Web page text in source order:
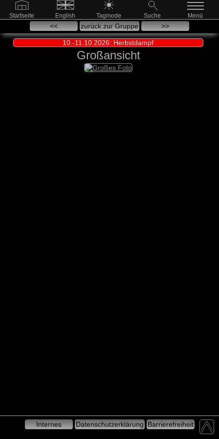
Startseite English Tagmode Suche Menü
<< zurück zur Gruppe >>
10.-11.10.2026: Herbstdampf
Großansicht
Internes Datenschutzerklärung Barrierefreiheit